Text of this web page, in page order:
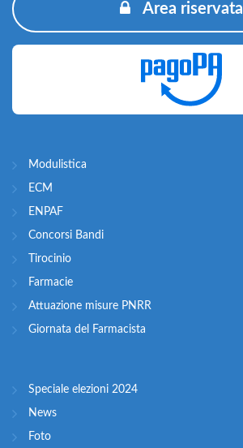
Area riservata
Modulistica
ECM
ENPAF
Concorsi Bandi
Tirocinio
Farmacie
Attuazione misure PNRR
Giornata del Farmacista
Speciale elezioni 2024
News
Foto